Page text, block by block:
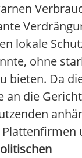
lokale
ohne
bieten. Da
an die
Plattenfirmen